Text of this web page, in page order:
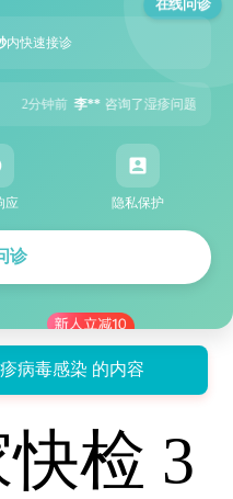
在线问诊
内快速接诊
5分钟前 张** 咨询了过敏性鼻炎问
应 隐私保护
诊
病毒感染 的内容
检 3